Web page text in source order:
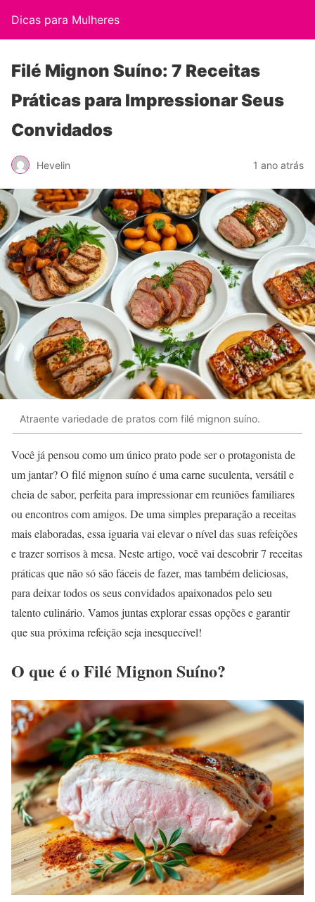
Dicas para Mulheres
Filé Mignon Suíno: 7 Receitas
Práticas para Impressionar Seus
Convidados
Hevelin 1 ano atrás
Atraente variedade de pratos com filé mignon suíno.
Você já pensou como um único prato pode ser o protagonista de
um jantar? O filé mignon suíno é uma carne suculenta, versátil e
cheia de sabor, perfeita para impressionar em reuniões familiares
ou encontros com amigos. De uma simples preparação a receitas
mais elaboradas, essa iguaria vai elevar o nível das suas refeições
e trazer sorrisos à mesa. Neste artigo, você vai descobrir 7 receitas
práticas que não só são fáceis de fazer, mas também deliciosas,
para deixar todos os seus convidados apaixonados pelo seu
talento culinário. Vamos juntas explorar essas opções e garantir
que sua próxima refeição seja inesquecível!
O que é o Filé Mignon Suíno?